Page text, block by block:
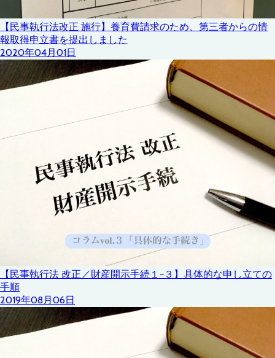
【民事執行法改正 施行】養育費請求のため、第三者からの情
報取得申立書を提出しました
2020年04月01日
【民事執行法 改正／財産開示手続１−３】具体的な申し立ての
手順
2019年08月06日